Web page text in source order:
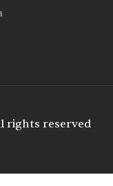
rights reserved